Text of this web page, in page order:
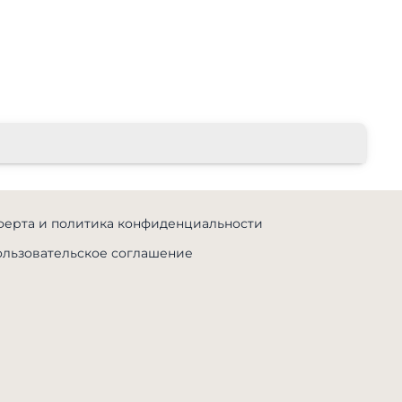
и политика конфиденциальности
соглашение